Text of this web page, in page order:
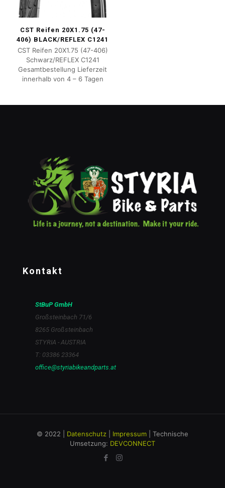
CST Reifen 20X1.75 (47-
406) BLACK/REFLEX C1241
CST Reifen 20X1.75 (47-406)
Schwarz/REFLEX C1241
Gesamtbestellung Lieferzeit
innerhalb von 4 – 6 Tagen
Kontakt
StBuP GmbH
Großsteinbach 71/6
8265 Großsteinbach
STYRIA - AUSTRIA
T: 03386 23364
office@styriabikeandparts.at
© 2022 | Datenschutz Impressum | Technische
Umsetzung: DEVCONNECT